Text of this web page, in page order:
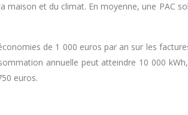
maison et du climat. En moyenne, une PAC
de 1 000 euros par an sur les
annuelle peut atteindre 10 000
euros.